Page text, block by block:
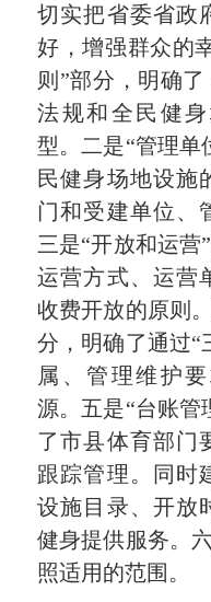
切实把省委省政
好，增强群众的
则”部分，明确
法规和全民健
型。二是“管理单
民健身场地设施
门和受建单位、
三是“开放和运营
运营方式、运营
收费开放的原则
分，明确了通过“
属、管理维护
源。五是“台账管
了市县体育部门
跟踪管理。同时
设施目录、开放
健身提供服务。
照适用的范围。